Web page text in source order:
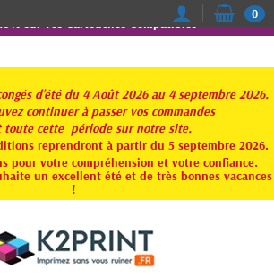
sur vos Cartouches Compatibles
d'été du 4 Août 2026 au 4 septembre 2026.
continuer à passer vos commandes
toute cette période sur notre site.
reprendront à partir du 5 septembre 2026.
pour votre compréhension et votre confiance.
un excellent été et de très bonnes vacances
!
0